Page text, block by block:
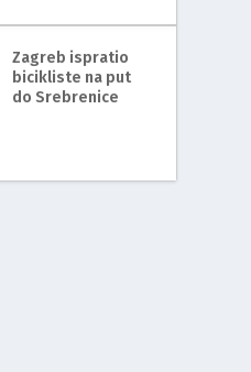
Zagreb ispratio
bicikliste na put
do Srebrenice